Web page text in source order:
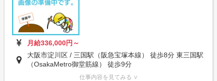
月給336,000円～
大阪市淀川区 / 三国駅（阪急宝塚本線） 徒歩8分 東三国駅
（OsakaMetro御堂筋線） 徒歩9分
仕事内容を見てみる ∨